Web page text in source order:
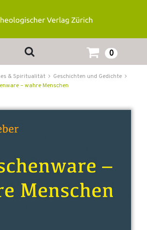
0
& Spiritualität
Geschichten und Gedichte
– wahre Menschen